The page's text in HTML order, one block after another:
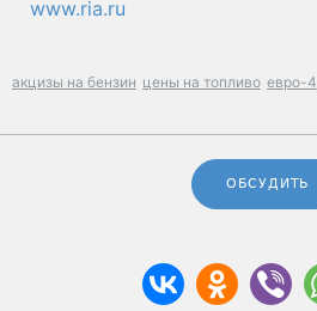
www.ria.ru
акцизы на бензин цены на топливо евро-4
ОБСУДИТЬ